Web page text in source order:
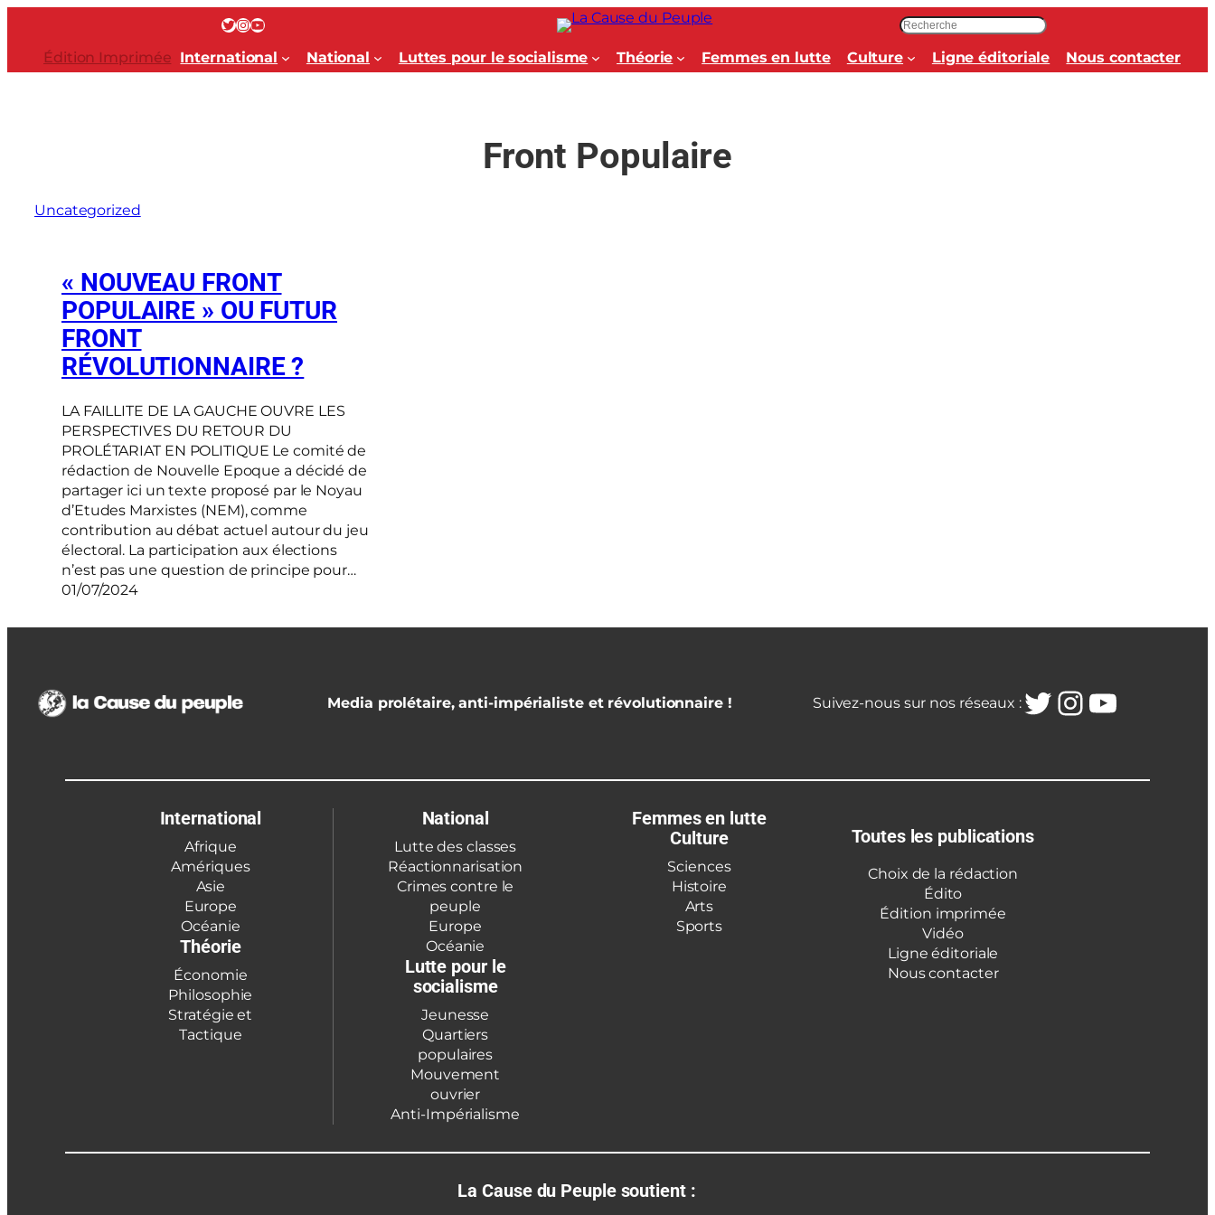
contenu
Twitter InstagramYouTube
c
Édition Imprimée International National Luttes pour le socialisme Théorie Femmes en lutte Culture Ligne éditoriale Nous contacter
Front Populaire
Uncategorized
« NOUVEAU FRONT
POPULAIRE » OU FUTUR
FRONT
RÉVOLUTIONNAIRE ?
LA FAILLITE DE LA GAUCHE OUVRE LES
PERSPECTIVES DU RETOUR DU
PROLÉTARIAT EN POLITIQUE Le comité de
rédaction de Nouvelle Epoque a décidé de
partager ici un texte proposé par le Noyau
d’Etudes Marxistes (NEM), comme
contribution au débat actuel autour du jeu
électoral. La participation aux élections
n’est pas une question de principe pour…
01/07/2024
Media prolétaire, anti-impérialiste et révolutionnaire ! Suivez-nous sur nos réseaux :Twitter
International
Afrique
Amériques
Asie
Europe
Océanie
Théorie
Économie
Philosophie
Stratégie et
Tactique
National
Lutte des classes
Réactionnarisation
Crimes contre le
peuple
Europe
Océanie
Lutte pour le
socialisme
Jeunesse
Quartiers
populaires
Mouvement
ouvrier
Anti-Impérialisme
Femmes en lutte
Culture
Sciences
Histoire
Arts
Sports
Toutes les publications
Choix de la rédaction
Édito
Édition imprimée
Vidéo
Ligne éditoriale
Nous contacter
La Cause du Peuple soutient :